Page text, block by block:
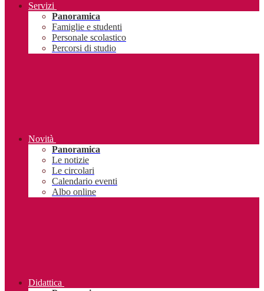
Servizi
Panoramica
Famiglie e studenti
Personale scolastico
Percorsi di studio
Novità
Panoramica
Le notizie
Le circolari
Calendario eventi
Albo online
Didattica